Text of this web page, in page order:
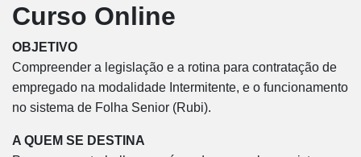
Curso Online
OBJETIVO
Compreender a legislação e a rotina para contratação de
empregado na modalidade Intermitente, e o funcionamento
no sistema de Folha Senior (Rubi).
A QUEM SE DESTINA